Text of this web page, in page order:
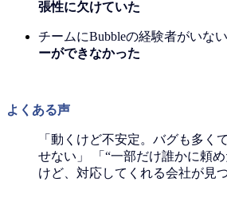
張性に欠けていた
チームにBubbleの経験者がいない
ーができなかった
よくある声
「動くけど不安定。バグも多く
せない」 「“一部だけ誰かに頼
けど、対応してくれる会社が見